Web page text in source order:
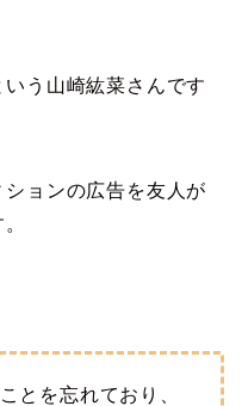
いう山崎紘菜さんです
ョンの広告を友人が
とを忘れており、